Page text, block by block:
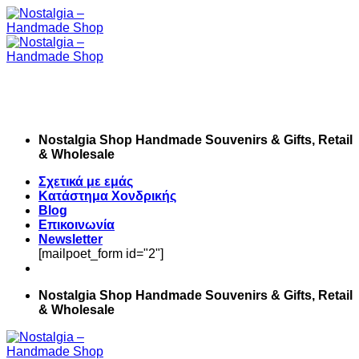
Skip
to
content
Nostalgia Shop Handmade Souvenirs & Gifts, Retail
& Wholesale
Σχετικά με εμάς
Κατάστημα Χονδρικής
Blog
Επικοινωνία
Newsletter
[mailpoet_form id="2"]
Nostalgia Shop Handmade Souvenirs & Gifts, Retail
& Wholesale